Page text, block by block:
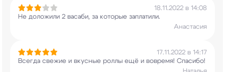
18.11.2022 в 14:08
Не доложили 2 васаби, за которые заплатили.
Анастасия
17.11.2022 в 14:17
Всегда свежие и вкусные роллы ещё и вовремя! Спасибо!